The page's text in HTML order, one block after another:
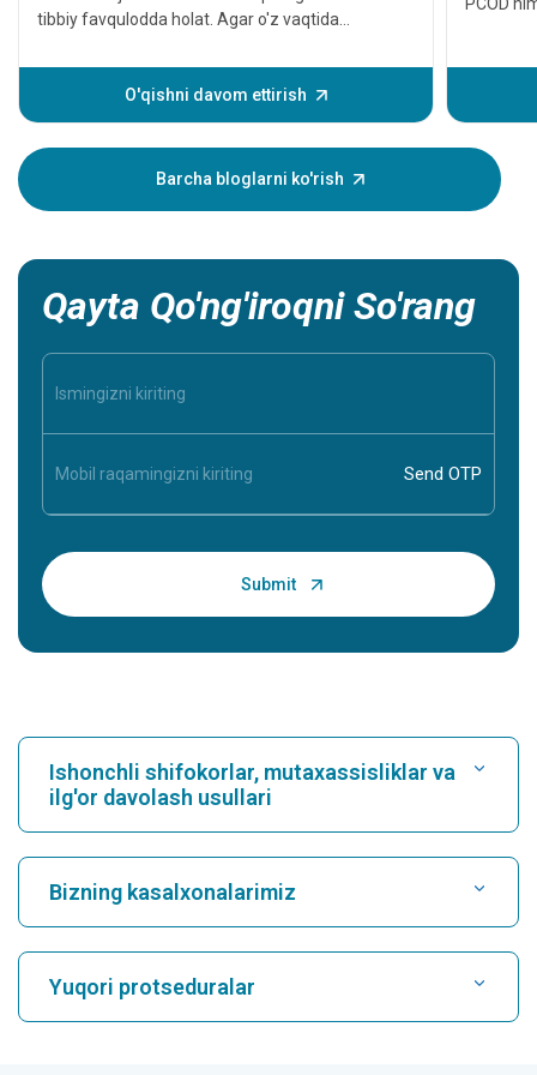
tibbiy favqulodda holat. Agar o'z vaqtida
hatto o'limga olib kelishi mumkin. Ammo asosiy
yurak hodisasi sodir bo'lishidan oldin, u yurak
xurujining ba'zi belgilari va alomatlarini ko'rsatadi.
Ushbu alomatlarni tushunish sizga va
yaqiningizga xavfsiz bo'lishga yordam beradi,
O'qishni davom ettirish
Barcha bloglarni ko'rish
Qayta Qo'ng'iroqni So'rang
Ishonchli shifokorlar, mutaxassisliklar va
ilg'or davolash usullari
Kasalxonani toping
Kardiologni toping
Bizning kasalxonalarimiz
Yuqori protseduralar